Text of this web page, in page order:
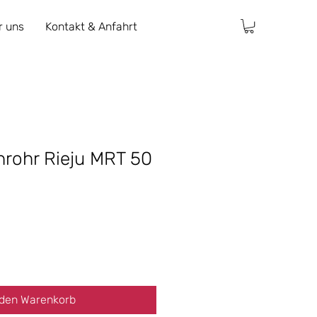
uns Kontakt & Anfahrt
Rieju MRT 50
Warenkorb